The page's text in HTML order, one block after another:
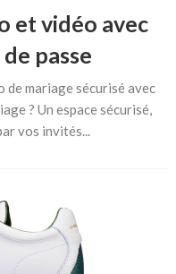
et vidéo avec
passe
de mariage sécurisé avec
? Un espace sécurisé,
vos invités...